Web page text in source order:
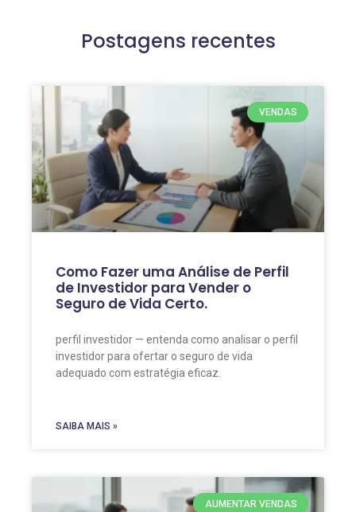
Postagens recentes
VENDAS
Como Fazer uma Análise de Perfil
de Investidor para Vender o
Seguro de Vida Certo.
perfil investidor — entenda como analisar o perfil
investidor para ofertar o seguro de vida
adequado com estratégia eficaz.
SAIBA MAIS »
AUMENTAR VENDAS